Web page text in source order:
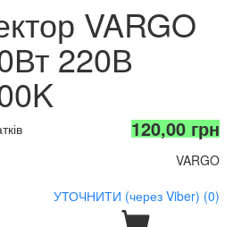
VARGO
220В
120,00 грн
VARGO
УТОЧНИТИ (через Viber) (0)